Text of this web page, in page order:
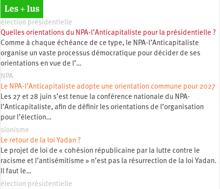
Les + lus
élection présidentielle
Quelles orientations du NPA-l’Anticapitaliste pour la présidentielle ?
Comme à chaque échéance de ce type, le NPA-l’Anticapitaliste
organise un vaste processus démocratique pour décider de ses
orientations en vue de l’…
NPA
Le NPA-l’Anticapitaliste adopte une orientation commune pour 2027
Les 27 et 28 juin s’est tenue la conférence nationale du NPA-
l’Anticapitaliste, afin de définir les orientations de l’organisation
pour l’élection…
sionisme
Le retour de la loi Yadan ?
Le projet de loi de « cohésion républicaine par la lutte contre le
racisme et l’antisémitisme » n’est pas la résurrection de la loi Yadan.
Il faut le…
élection présidentielle